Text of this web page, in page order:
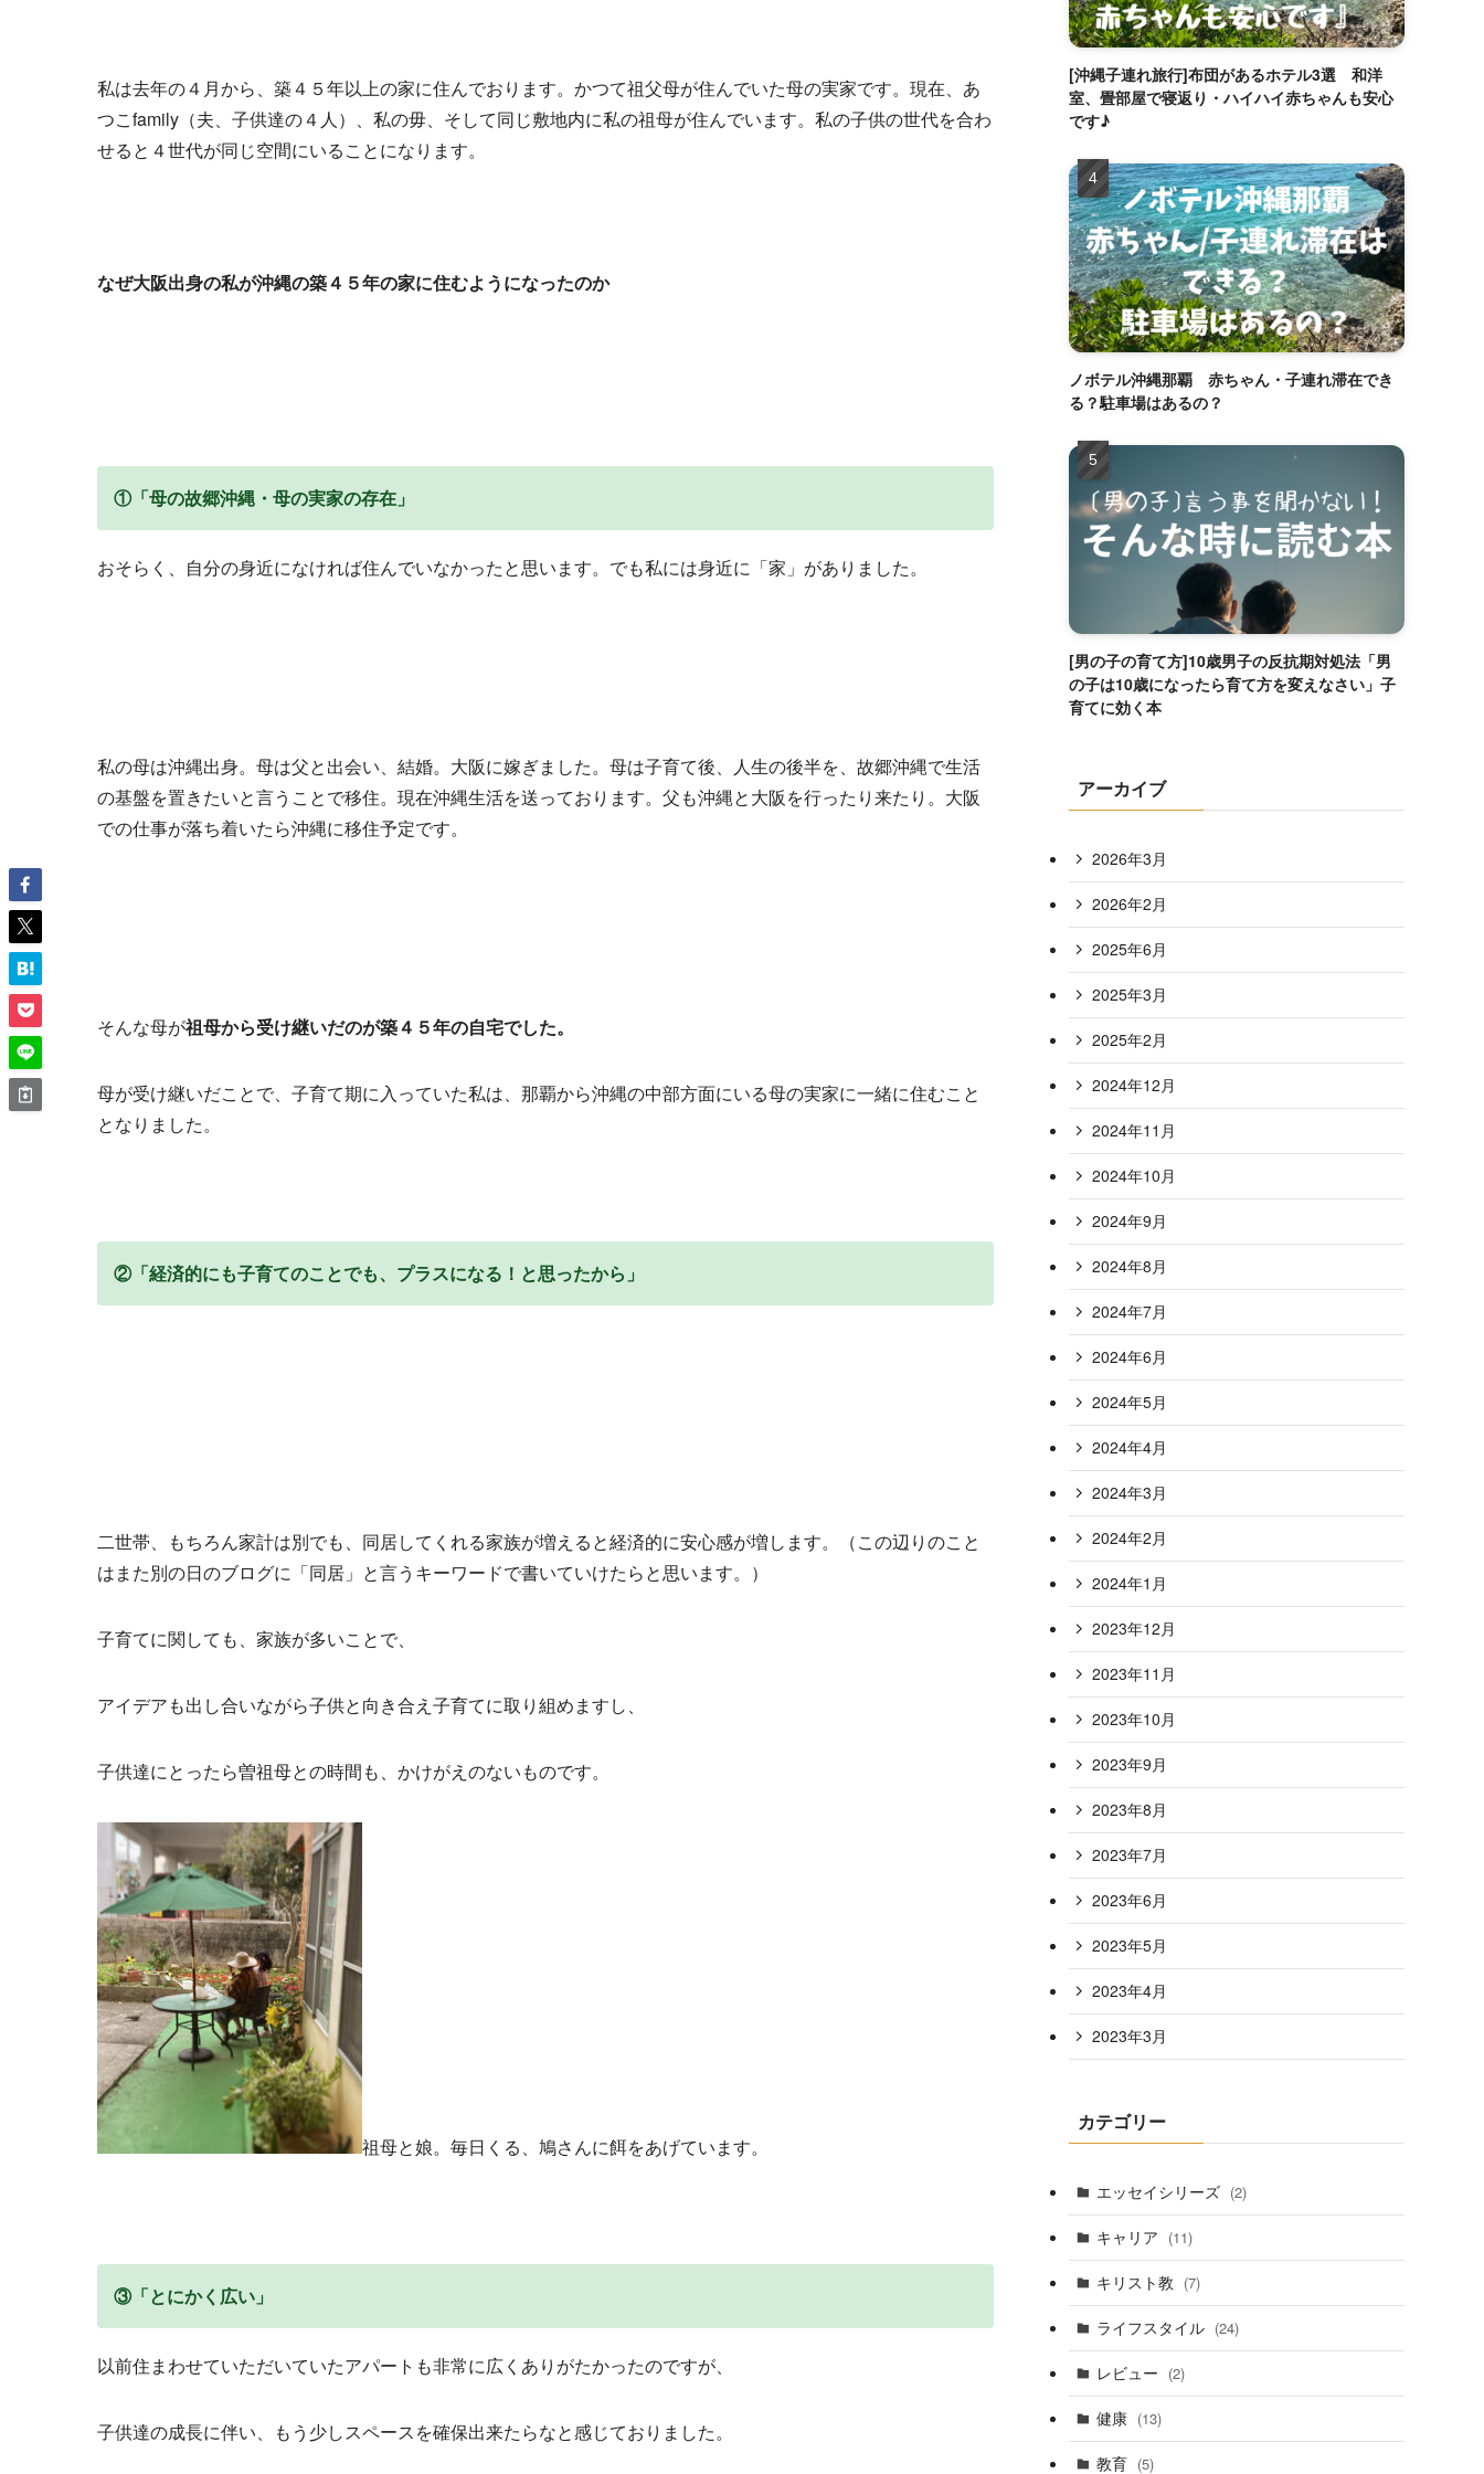
私は去年の４月から、築４５年以上の家に住んでおります。かつて祖父母が住んでいた母の実家です。現在、あ
つこfamily（夫、子供達の４人）、私の毋、そして同じ敷地内に私の祖母が住んでいます。私の子供の世代を合わ
せると４世代が同じ空間にいることになります。
なぜ大阪出身の私が沖縄の築４５年の家に住むようになったのか
①「母の故郷沖縄・母の実家の存在」
おそらく、自分の身近になければ住んでいなかったと思います。でも私には身近に「家」がありました。
私の母は沖縄出身。母は父と出会い、結婚。大阪に嫁ぎました。母は子育て後、人生の後半を、故郷沖縄で生活
の基盤を置きたいと言うことで移住。現在沖縄生活を送っております。父も沖縄と大阪を行ったり来たり。大阪
での仕事が落ち着いたら沖縄に移住予定です。
そんな母が祖母から受け継いだのが築４５年の自宅でした。
母が受け継いだことで、子育て期に入っていた私は、那覇から沖縄の中部方面にいる母の実家に一緒に住むこと
となりました。
②「経済的にも子育てのことでも、プラスになる！と思ったから」
二世帯、もちろん家計は別でも、同居してくれる家族が増えると経済的に安心感が増します。（この辺りのこと
はまた別の日のブログに「同居」と言うキーワードで書いていけたらと思います。）
子育てに関しても、家族が多いことで、
アイデアも出し合いながら子供と向き合え子育てに取り組めますし、
子供達にとったら曽祖母との時間も、かけがえのないものです。
祖母と娘。毎日くる、鳩さんに餌をあげています。
③「とにかく広い」
以前住まわせていただいていたアパートも非常に広くありがたかったのですが、
子供達の成長に伴い、もう少しスペースを確保出来たらなと感じておりました。
[沖縄子連れ旅行]布団があるホテル3選 和洋
室、畳部屋で寝返り・ハイハイ赤ちゃんも安心
です♪
ノボテル沖縄那覇 赤ちゃん・子連れ滞在でき
る？駐車場はあるの？
[男の子の育て方]10歳男子の反抗期対処法「男
の子は10歳になったら育て方を変えなさい」子
育てに効く本
アーカイブ
2026年3月
2026年2月
2025年6月
2025年3月
2025年2月
2024年12月
2024年11月
2024年10月
2024年9月
2024年8月
2024年7月
2024年6月
2024年5月
2024年4月
2024年3月
2024年2月
2024年1月
2023年12月
2023年11月
2023年10月
2023年9月
2023年8月
2023年7月
2023年6月
2023年5月
2023年4月
2023年3月
カテゴリー
エッセイシリーズ (2)
キャリア (11)
キリスト教 (7)
ライフスタイル (24)
レビュー (2)
健康 (13)
教育 (5)